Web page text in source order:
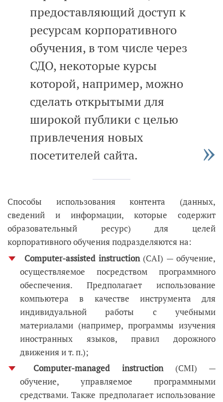
предоставляющий доступ к
ресурсам корпоративного
обучения, в том числе через
СДО, некоторые курсы
которой, например, можно
сделать открытыми для
широкой публики с целью
привлечения новых
посетителей сайта.
Способы использования контента (данных,
сведений и информации, которые содержит
образовательный ресурс) для целей
корпоративного обучения подразделяются на:
Computer-assisted instruction(CAI) —обучение,
осуществляемое посредством программного
обеспечения. Предполагает использование
компьютера в качестве инструмента для
индивидуальной работы с учебными
материалами (например, программы изучения
иностранных языков, правил дорожного
движения и т. п.);
Computer-managed instruction(CMI) —
обучение, управляемое программными
средствами. Также предполагает использование